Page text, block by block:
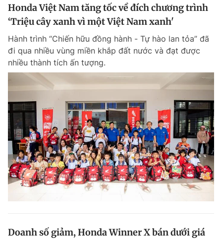
Honda Việt Nam tăng tốc về đích chương trình
‘Triệu cây xanh vì một Việt Nam xanh'
Hành trình “Chiến hữu đồng hành - Tự hào lan tỏa” đã
đi qua nhiều vùng miền khắp đất nước và đạt được
nhiều thành tích ấn tượng.
Doanh số giảm, Honda Winner X bán dưới giá